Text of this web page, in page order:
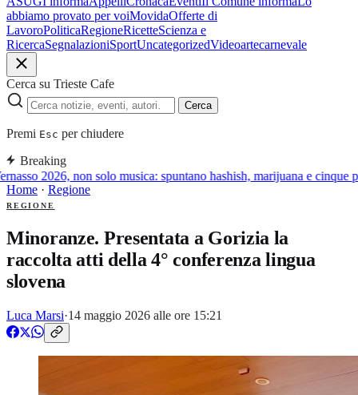
abbiamo provato per voiMovidaOfferte di
LavoroPoliticaRegioneRicetteScienza e
RicercaSegnalazioniSportUncategorizedVideoartecarnevale
Cerca su Trieste Cafe
Cerca
Premi Esc per chiudere
Breaking
2026, non solo musica: spuntano hashish, marijuana e cinque
Home · Regione
REGIONE
Minoranze. Presentata a Gorizia la
raccolta atti della 4° conferenza lingua
slovena
Luca Marsi·14 maggio 2026 alle ore 15:21